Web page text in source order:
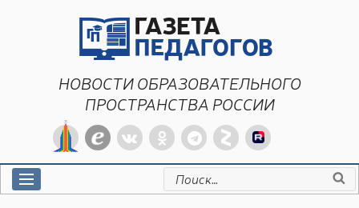
НОВОСТИ ОБРАЗОВАТЕЛЬНОГО
ПРОСТРАНСТВА РОССИИ
Искать: